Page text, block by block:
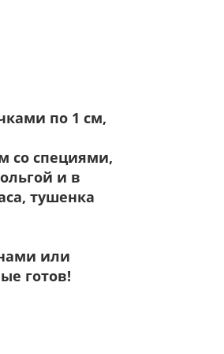
по 1 см,
со специями,
и в
тушенка
или
готов!